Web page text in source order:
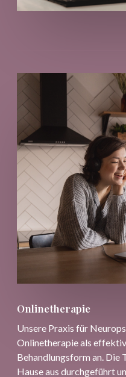
Onlinetherapie
Unsere Praxis für
Onlinetherapie als
Behandlungsform an. Die
Hause aus durchgeführt